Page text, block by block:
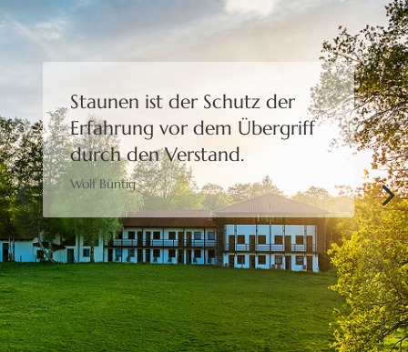
Staunen ist der Schutz der
Erfahrung vor dem Übergriff
durch den Verstand.
Wolf Büntig
Bewusstheit gibt uns die
Freiheit,eine Wahl zu treffen.
Moshé Feldenkrais